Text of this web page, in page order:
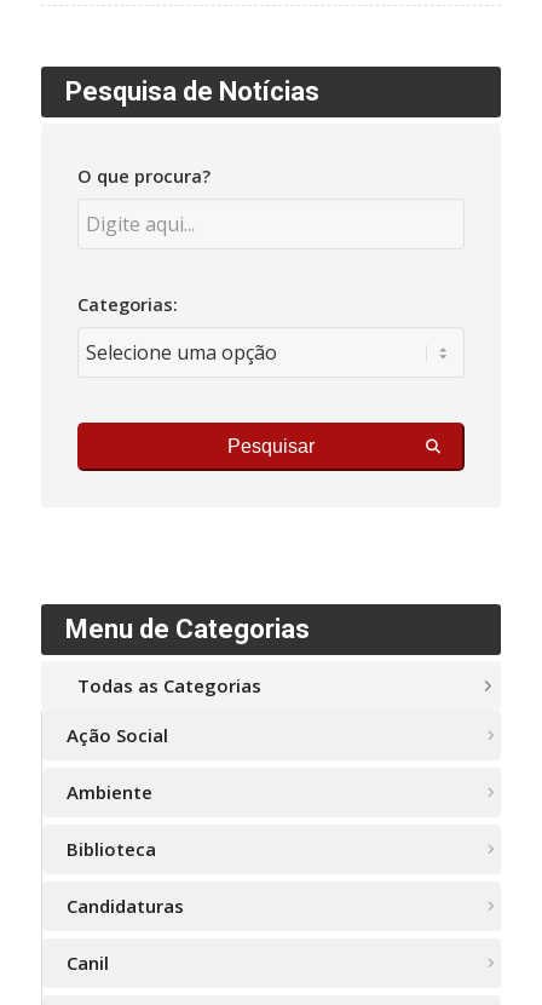
Pesquisa de Notícias
O que procura?
Categorias:
Pesquisar
Menu de Categorias
Todas as Categorias
Ação Social
Ambiente
Biblioteca
Candidaturas
Canil